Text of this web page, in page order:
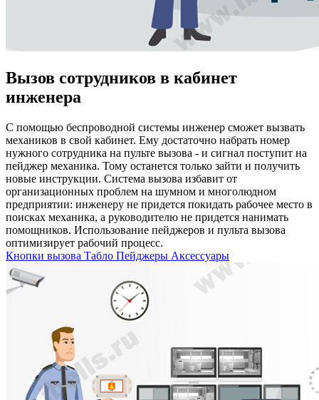
Вызов сотрудников в кабинет
инженера
С помощью беспроводной системы инженер сможет вызвать
механиков в свой кабинет. Ему достаточно набрать номер
нужного сотрудника на пульте вызова - и сигнал поступит на
пейджер механика. Тому останется только зайти и получить
новые инструкции. Система вызова избавит от
организационных проблем на шумном и многолюдном
предприятии: инженеру не придется покидать рабочее место в
поисках механика, а руководителю не придется нанимать
помощников. Использование пейджеров и пульта вызова
оптимизирует рабочий процесс.
Кнопки вызова Табло Пейджеры Аксессуары